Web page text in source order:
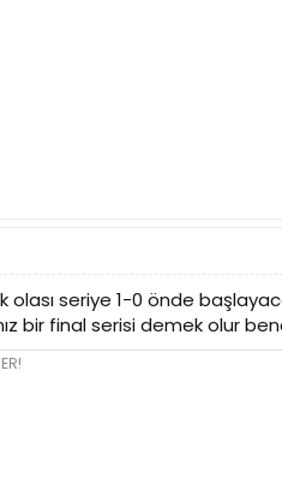
olası seriye 1-0 önde
bir final serisi demek olur